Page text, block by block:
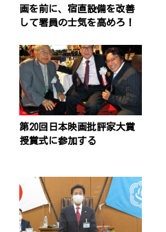
画を前に、宿直設備を改善
して署員の士気を高めろ！
第20回日本映画批評家大賞
授賞式に参加する